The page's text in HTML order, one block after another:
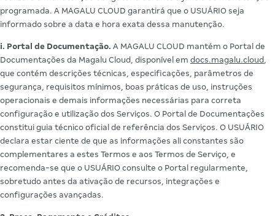
programada. A MAGALU CLOUD garantirá que o USUÁRIO seja
informado sobre a data e hora exata dessa manutenção.
i. Portal de Documentação. A MAGALU CLOUD mantém o Portal de
Documentações da Magalu Cloud, disponível em docs.magalu.cloud,
que contém descrições técnicas, especificações, parâmetros de
segurança, requisitos mínimos, boas práticas de uso, instruções
operacionais e demais informações necessárias para correta
configuração e utilização dos Serviços. O Portal de Documentações
constitui guia técnico oficial de referência dos Serviços. O USUÁRIO
declara estar ciente de que as informações ali constantes são
complementares a estes Termos e aos Termos de Serviço, e
recomenda-se que o USUÁRIO consulte o Portal regularmente,
sobretudo antes da ativação de recursos, integrações e
configurações avançadas.